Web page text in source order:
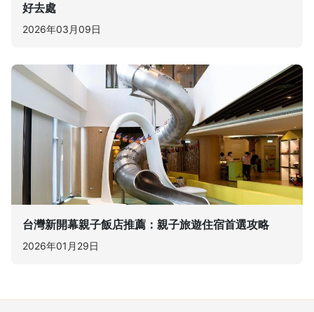
好去處
2026年03月09日
台灣新開幕親子飯店推薦：親子旅遊住宿首選攻略
2026年01月29日